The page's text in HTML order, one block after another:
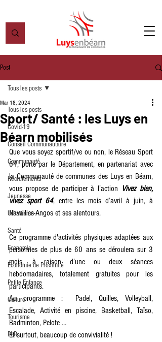
Post
Tous les posts
Covid-19
Conseil Communautaire
Communauté
Recrutements
Jeunesse
Urbanisme
Santé
Economie
Economie de Proximité
Petite Enfance
Culture
Tourisme
PLR
Tous les posts
Sport/ Santé : les Luys en
Béarn mobilisés
Mar 18, 2024
Que vous soyez sportif/ve ou non, le Réseau Sport
64, porté par le Département, en partenariat avec
la Communauté de communes des Luys en Béarn,
vous propose de participer à l’action
Vivez bien,
vivez sport 64, entre les mois d’avril à juin, à
Navailles-Angos et ses alentours.
Ce programme d'activités physiques adaptées aux
personnes de plus de 60 ans se déroulera sur 3
mois, à raison d’une ou deux séances
hebdomadaires, totalement gratuites pour les
participants.
Au programme :  Padel, Quilles, Volleyball,
Escalade, Activité en piscine, Basketball, Taïso,
Badminton, Pelote …
Et surtout, beaucoup de convivialité !